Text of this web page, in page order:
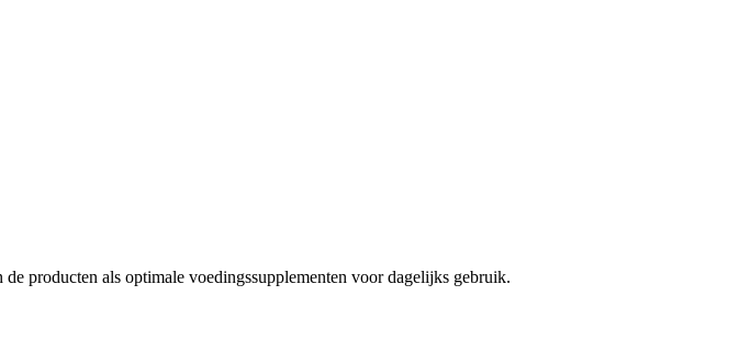
producten als optimale voedingssupplementen voor dagelijks gebruik.